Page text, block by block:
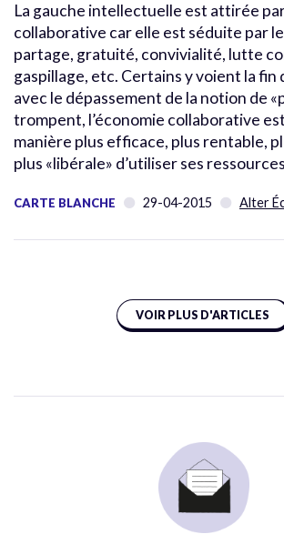
La gauche intellectuelle est attirée
collaborative car elle est séduite par
partage, gratuité, convivialité, lutte
gaspillage, etc. Certains y voient la fin
avec le dépassement de la notion de
trompent, l’économie collaborative
manière plus efficace, plus rentable,
plus «libérale» d’utiliser ses
CARTE BLANCHE 29-04-2015 Alter
VOIR PLUS D'ARTICLES